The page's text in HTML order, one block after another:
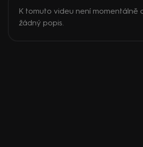
K tomuto videu není momentálně
žádný popis.